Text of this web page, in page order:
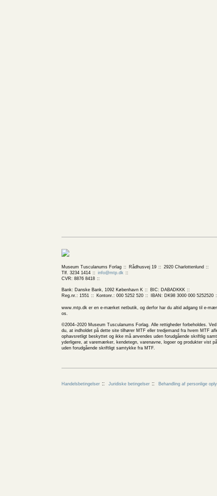
Museum Tusculanums Forlag Rådhusvej 19
2920 Charlottenlund
Tlf. 3234 1414
info@mtp.dk
CVR: 8876 8418
Bank: Danske Bank, 1092 København K
BIC: DABADKKK
Reg.nr.: 1551
Kontonr.: 000 5252 520 IBAN: DK98 3000 000 5252520
www.mtp.dk er en e-mærket netbutik, og derfor har du altid adgang til e-
os.
©2004–2020 Museum Tusculanums Forlag. Alle rettigheder forbeholdes.
du, at indholdet på dette site tilhører MTF eller tredjemand fra hvem MTF
ophavsretligt beskyttet og ikke må anvendes uden forudgående skriftlig
yderligere, at varemærker, kendetegn, varenavne, logoer og produkter vist
uden forudgående skriftligt samtykke fra MTF.
Handelsbetingelser Juridiske betingelser Behandling af personlige